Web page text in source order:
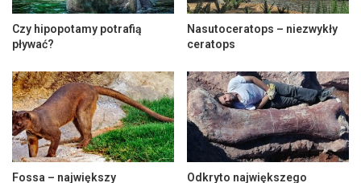
Czy hipopotamy potrafią
pływać?
Nasutoceratops – niezwykły
ceratops
Fossa – największy
Odkryto największego